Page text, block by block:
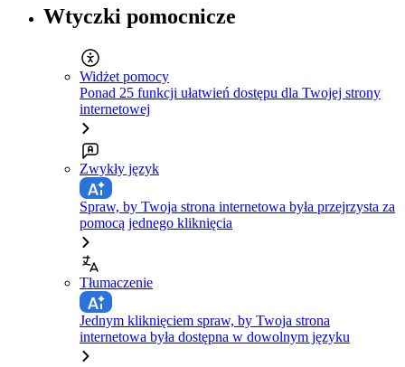
Wtyczki pomocnicze
Widżet pomocy
Ponad 25 funkcji ułatwień dostępu dla Twojej strony
internetowej
Zwykły język
Spraw, by Twoja strona internetowa była przejrzysta za
pomocą jednego kliknięcia
Tłumaczenie
Jednym kliknięciem spraw, by Twoja strona
internetowa była dostępna w dowolnym języku